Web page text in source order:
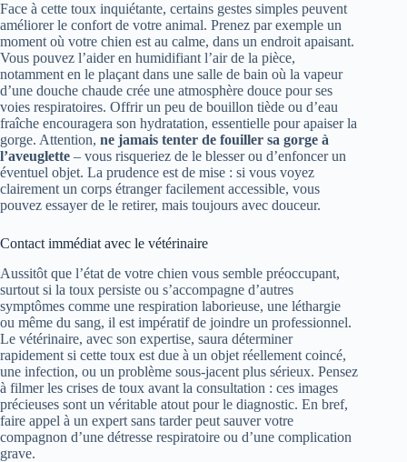
Face à cette toux inquiétante, certains gestes simples peuvent
améliorer le confort de votre animal. Prenez par exemple un
moment où votre chien est au calme, dans un endroit apaisant.
Vous pouvez l’aider en humidifiant l’air de la pièce,
notamment en le plaçant dans une salle de bain où la vapeur
d’une douche chaude crée une atmosphère douce pour ses
voies respiratoires. Offrir un peu de bouillon tiède ou d’eau
fraîche encouragera son hydratation, essentielle pour apaiser la
gorge. Attention, ne jamais tenter de fouiller sa gorge à
l’aveuglette – vous risqueriez de le blesser ou d’enfoncer un
éventuel objet. La prudence est de mise : si vous voyez
clairement un corps étranger facilement accessible, vous
pouvez essayer de le retirer, mais toujours avec douceur.
Contact immédiat avec le vétérinaire
Aussitôt que l’état de votre chien vous semble préoccupant,
surtout si la toux persiste ou s’accompagne d’autres
symptômes comme une respiration laborieuse, une léthargie
ou même du sang, il est impératif de joindre un professionnel.
Le vétérinaire, avec son expertise, saura déterminer
rapidement si cette toux est due à un objet réellement coincé,
une infection, ou un problème sous-jacent plus sérieux. Pensez
à filmer les crises de toux avant la consultation : ces images
précieuses sont un véritable atout pour le diagnostic. En bref,
faire appel à un expert sans tarder peut sauver votre
compagnon d’une détresse respiratoire ou d’une complication
grave.